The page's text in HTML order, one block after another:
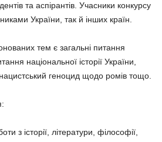
та аспірантів. Учасники конкурсу
України, так й інших країн.
тем є загальні питання
національної історії України,
геноцид щодо ромів тощо.
з історії, літератури, філософії,